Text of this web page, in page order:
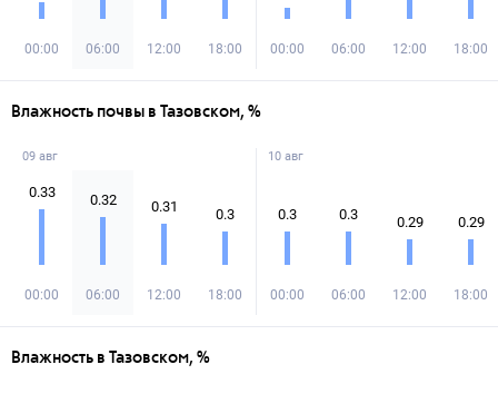
00:00 06:00 12:00 18:00 00:00 06:00 12:00 18:00
Влажность почвы в Тазовском, %
09 авг
0.33
00:00
0.32
06:00
0.31
12:00
0.3
18:00
10 авг
0.3
00:00
0.3
06:00
0.29
12:00
0.29
18:00
Влажность в Тазовском, %